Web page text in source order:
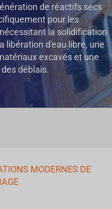
de réactifs secs
pour les
la solidification
libération d'eau libre, une
excavés et une
déblais.
MODERNES DE